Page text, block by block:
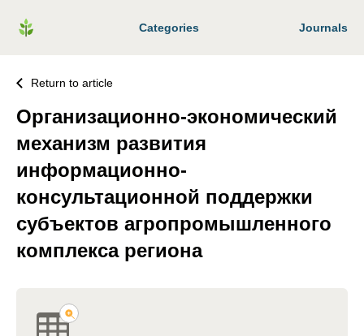
Categories Journals
Return to article
Организационно-экономический
механизм развития
информационно-
консультационной поддержки
субъектов агропромышленного
комплекса региона